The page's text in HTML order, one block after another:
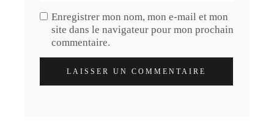
Enregistrer mon nom, mon e-mail et mon
site dans le navigateur pour mon prochain
commentaire.
LAISSER UN COMMENTAIRE